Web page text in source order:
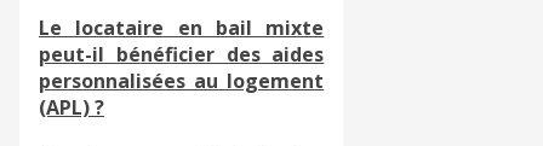
Le locataire en bail mixte
peut-il bénéficier des aides
personnalisées au logement
(APL) ?